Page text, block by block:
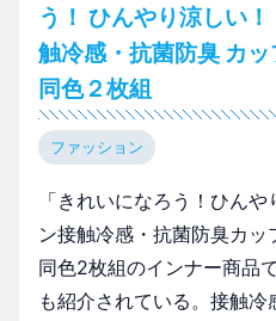
う！ ひんやり涼しい
触冷感・抗菌防臭 カ
同色２枚組
ファッション
「きれいになろう！ひん
ン接触冷感・抗菌防臭カッ
同色2枚組のインナー商品
も紹介されている。接触